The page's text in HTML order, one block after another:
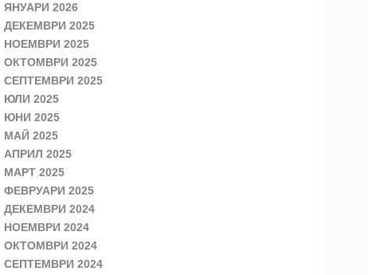
ЯНУАРИ 2026
ДЕКЕМВРИ 2025
НОЕМВРИ 2025
ОКТОМВРИ 2025
СЕПТЕМВРИ 2025
ЮЛИ 2025
ЮНИ 2025
МАЙ 2025
АПРИЛ 2025
МАРТ 2025
ФЕВРУАРИ 2025
ДЕКЕМВРИ 2024
НОЕМВРИ 2024
ОКТОМВРИ 2024
СЕПТЕМВРИ 2024